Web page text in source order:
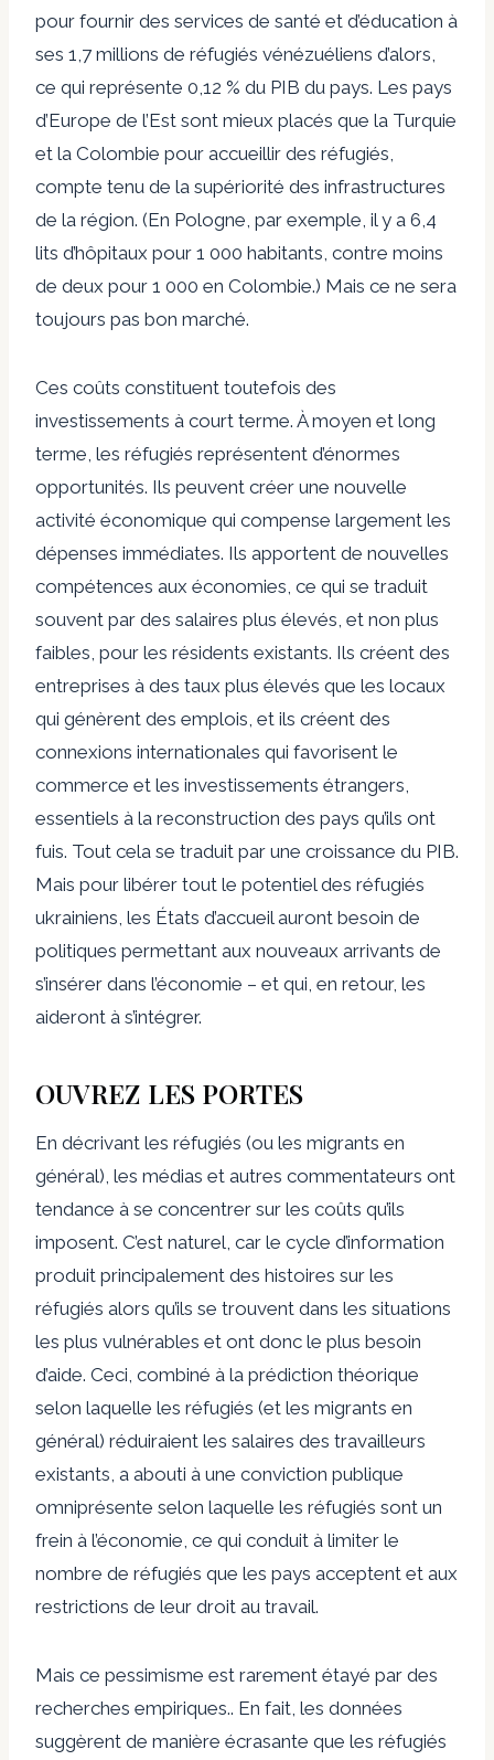
pour fournir des services de santé et d’éducation à
ses 1,7 millions de réfugiés vénézuéliens d’alors,
ce qui représente 0,12 % du PIB du pays. Les pays
d’Europe de l’Est sont mieux placés que la Turquie
et la Colombie pour accueillir des réfugiés,
compte tenu de la supériorité des infrastructures
de la région. (En Pologne, par exemple, il y a 6,4
lits d’hôpitaux pour 1 000 habitants, contre moins
de deux pour 1 000 en Colombie.) Mais ce ne sera
toujours pas bon marché.
Ces coûts constituent toutefois des
investissements à court terme. À moyen et long
terme, les réfugiés représentent d’énormes
opportunités. Ils peuvent créer une nouvelle
activité économique qui compense largement les
dépenses immédiates. Ils apportent de nouvelles
compétences aux économies, ce qui se traduit
souvent par des salaires plus élevés, et non plus
faibles, pour les résidents existants. Ils créent des
entreprises à des taux plus élevés que les locaux
qui génèrent des emplois, et ils créent des
connexions internationales qui favorisent le
commerce et les investissements étrangers,
essentiels à la reconstruction des pays qu’ils ont
fuis. Tout cela se traduit par une croissance du PIB.
Mais pour libérer tout le potentiel des réfugiés
ukrainiens, les États d’accueil auront besoin de
politiques permettant aux nouveaux arrivants de
s’insérer dans l’économie – et qui, en retour, les
aideront à s’intégrer.
OUVREZ LES PORTES
En décrivant les réfugiés (ou les migrants en
général), les médias et autres commentateurs ont
tendance à se concentrer sur les coûts qu’ils
imposent. C’est naturel, car le cycle d’information
produit principalement des histoires sur les
réfugiés alors qu’ils se trouvent dans les situations
les plus vulnérables et ont donc le plus besoin
d’aide. Ceci, combiné à la prédiction théorique
selon laquelle les réfugiés (et les migrants en
général) réduiraient les salaires des travailleurs
existants, a abouti à une conviction publique
omniprésente selon laquelle les réfugiés sont un
frein à l’économie, ce qui conduit à limiter le
nombre de réfugiés que les pays acceptent et aux
restrictions de leur droit au travail.
Mais ce pessimisme est rarement étayé par des
recherches empiriques.. En fait, les données
suggèrent de manière écrasante que les réfugiés